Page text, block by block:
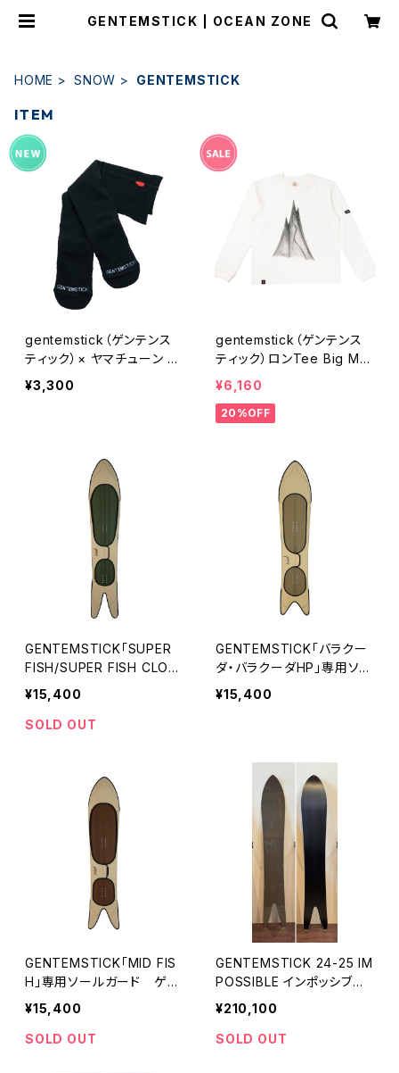
GENTEMSTICK | OCEAN ZONE
HOME SNOW GENTEMSTICK
ITEM
gentemstick（ゲンテンス
ティック）× ヤマチューン ス
ノーボードソックス ラウンド
タイプ
¥3,300
gentemstick（ゲンテンス
ティック）ロンTee Big Mo
untain Long Sleeve Tee
¥6,160
20%OFF
GENTEMSTICK「SUPER
FISH/SUPER FISH CLOU
D LINER」専用ソールガー
ド ゲンテンスティック
¥15,400
SOLD OUT
GENTEMSTICK「バラクー
ダ・バラクーダHP」専用ソー
ルガード ゲンテンスティッ
¥15,400
GENTEMSTICK「MID FIS
H」専用ソールガード ゲン
テンスティック
¥15,400
SOLD OUT
GENTEMSTICK 24-25 IM
POSSIBLE インポッシブ
ル ゲンテンスティック
¥210,100
SOLD OUT